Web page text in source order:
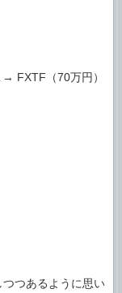
FXTF（70万円）
つあるように思い